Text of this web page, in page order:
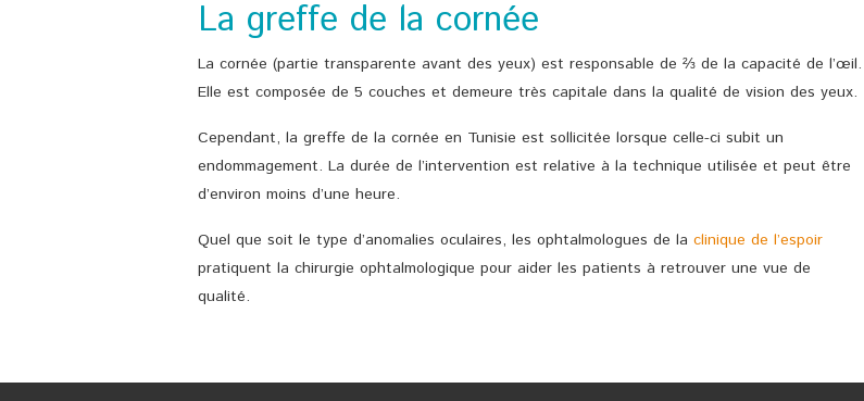
La greffe de la cornée
La cornée (partie transparente avant des yeux) est responsable de ⅔ de la capacité de l’œil.
Elle est composée de 5 couches et demeure très capitale dans la qualité de vision des yeux.
Cependant, la greffe de la cornée en Tunisie est sollicitée lorsque celle-ci subit un
endommagement. La durée de l’intervention est relative à la technique utilisée et peut être
d’environ moins d’une heure.
Quel que soit le type d’anomalies oculaires, les ophtalmologues de la clinique de l’espoir
pratiquent la chirurgie ophtalmologique pour aider les patients à retrouver une vue de
qualité.